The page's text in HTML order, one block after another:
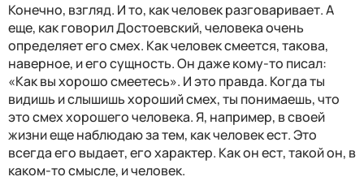
Конечно, взгляд. И то, как человек разговаривает. А
еще, как говорил Достоевский, человека очень
определяет его смех. Как человек смеется, такова,
наверное, и его сущность. Он даже кому-то писал:
«Как вы хорошо смеетесь». И это правда. Когда ты
видишь и слышишь хороший смех, ты понимаешь, что
это смех хорошего человека. Я, например, в своей
жизни еще наблюдаю за тем, как человек ест. Это
всегда его выдает, его характер. Как он ест, такой он, в
каком-то смысле, и человек.